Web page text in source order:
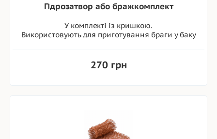
Гідрозатвор або бражкомплект
У комплекті із кришкою.
Використовують для приготування браги у баку
270 грн